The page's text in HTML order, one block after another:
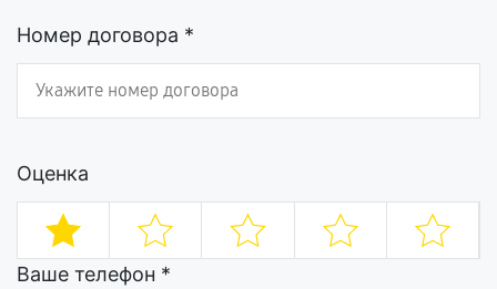
Номер договора *
Оценка
Ваше телефон *